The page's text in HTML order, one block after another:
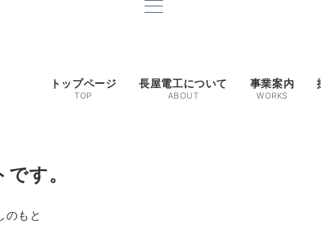
トップページ
TOP
長屋電工について
ABOUT
事業案内
WORKS
す。
のもと